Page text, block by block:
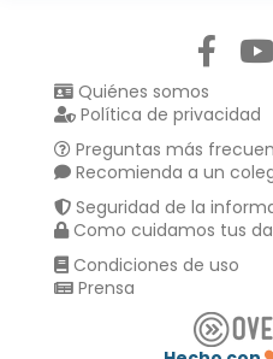
Quiénes somos
Política de privacidad
Preguntas más
Recomienda a un
Seguridad de la
Como cuidamos tus
Condiciones de uso
Prensa